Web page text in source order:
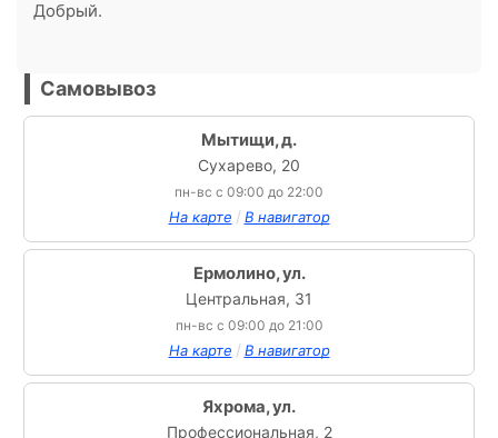
Добрый.
Самовывоз
Мытищи, д.
Сухарево, 20
пн-вс с 09:00 до 22:00
На карте / В навигатор
Ермолино, ул.
Центральная, 31
пн-вс с 09:00 до 21:00
На карте / В навигатор
Яхрома, ул.
Профессиональная, 2